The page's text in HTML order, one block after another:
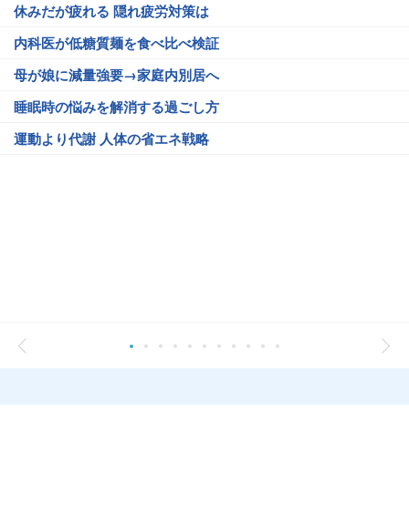
休みだが疲れる 隠れ疲労対策は
内科医が低糖質麺を食べ比べ検証
母が娘に減量強要→家庭内別居へ
睡眠時の悩みを解消する過ごし方
運動より代謝 人体の省エネ戦略